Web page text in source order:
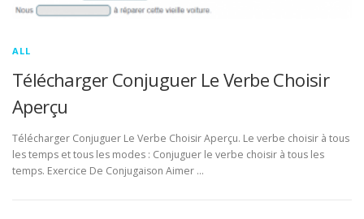
ALL
Télécharger Conjuguer Le Verbe Choisir
Aperçu
Télécharger Conjuguer Le Verbe Choisir Aperçu. Le verbe choisir à tous
les temps et tous les modes : Conjuguer le verbe choisir à tous les
temps. Exercice De Conjugaison Aimer …